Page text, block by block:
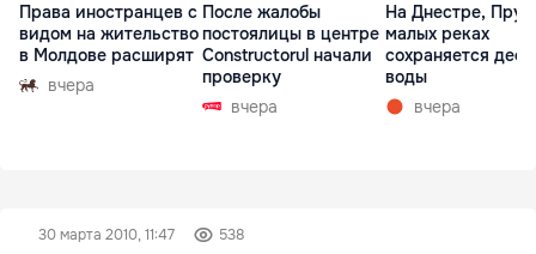
Права иностранцев с
видом на жительство
в Молдове расширят
вчера
После жалобы
постоялицы в центре
Constructorul начали
проверку
вчера
На Днестре,
малых реках
сохраняется
воды
вчера
30 марта 2010, 11:47 538